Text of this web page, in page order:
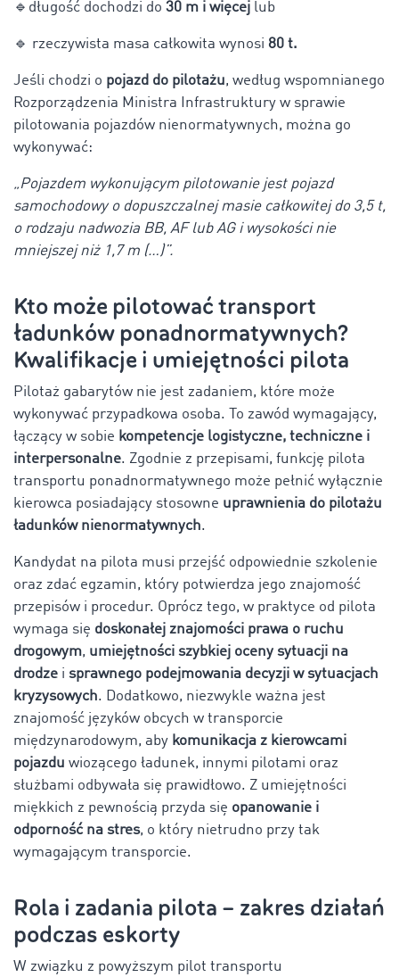
🔹 długość dochodzi do 30 m i więcej lub
🔹 rzeczywista masa całkowita wynosi 80 t.
Jeśli chodzi o pojazd do pilotażu, według wspomnianego
Rozporządzenia Ministra Infrastruktury w sprawie
pilotowania pojazdów nienormatywnych, można go
wykonywać:
„Pojazdem wykonującym pilotowanie jest pojazd
samochodowy o dopuszczalnej masie całkowitej do 3,5 t,
o rodzaju nadwozia BB, AF lub AG i wysokości nie
mniejszej niż 1,7 m (…)”.
Kto może pilotować transport
ładunków ponadnormatywnych?
Kwalifikacje i umiejętności pilota
Pilotaż gabarytów nie jest zadaniem, które może
wykonywać przypadkowa osoba. To zawód wymagający,
łączący w sobie kompetencje logistyczne, techniczne i
interpersonalne. Zgodnie z przepisami, funkcję pilota
transportu ponadnormatywnego może pełnić wyłącznie
kierowca posiadający stosowne uprawnienia do pilotażu
ładunków nienormatywnych.
Kandydat na pilota musi przejść odpowiednie szkolenie
oraz zdać egzamin, który potwierdza jego znajomość
przepisów i procedur. Oprócz tego, w praktyce od pilota
wymaga się doskonałej znajomości prawa o ruchu
drogowym, umiejętności szybkiej oceny sytuacji na
drodze i sprawnego podejmowania decyzji w sytuacjach
kryzysowych. Dodatkowo, niezwykle ważna jest
znajomość języków obcych w transporcie
międzynarodowym, aby komunikacja z kierowcami
pojazdu wiozącego ładunek, innymi pilotami oraz
służbami odbywała się prawidłowo. Z umiejętności
miękkich z pewnością przyda się opanowanie i
odporność na stres, o który nietrudno przy tak
wymagającym transporcie.
Rola i zadania pilota – zakres działań
podczas eskorty
W związku z powyższym pilot transportu